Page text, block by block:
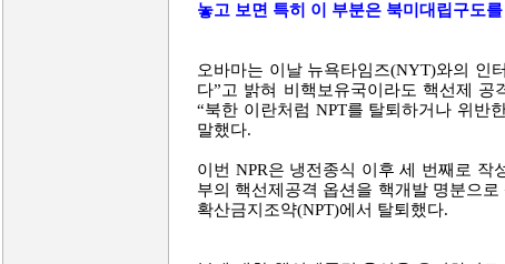
놓고 보면 특히 이 부분은 북미대립구도
오바마는 이날 뉴욕타임즈(NYT)와의 인
다”고 밝혀 비핵보유국이라도 핵선제
“북한 이란처럼 NPT를 탈퇴하거나 위반
말했다.
이번 NPR은 냉전종식 이후 세 번째로 작
부의 핵선제공격 옵션을 핵개발 명분으
확산금지조약(NPT)에서 탈퇴했다.